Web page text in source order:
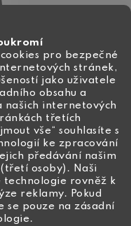
pro bezpečné
stránek,
jako uživatele
obsahu a
našich internetových
třetích
vše“ souhlasíte s
ke zpracování
předávání našim
osoby). Naši
rovněž k
reklamy. Pokud
se pouze na zásadní